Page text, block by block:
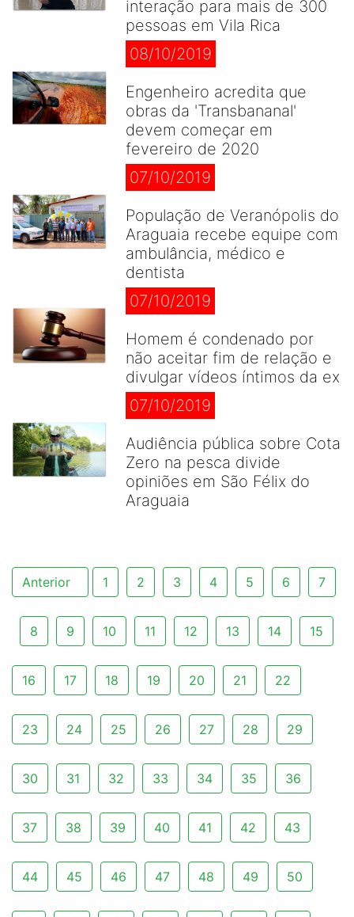
interação para mais de 300
pessoas em Vila Rica
08/10/2019
Engenheiro acredita que
obras da 'Transbananal'
devem começar em
fevereiro de 2020
07/10/2019
População de Veranópolis do
Araguaia recebe equipe com
ambulância, médico e
dentista
07/10/2019
Homem é condenado por
não aceitar fim de relação e
divulgar vídeos íntimos da ex
07/10/2019
Audiência pública sobre Cota
Zero na pesca divide
opiniões em São Félix do
Araguaia
Anterior 1 2 3 4 5 6 7
8 9 10 11 12 13 14 15
16 17 18 19 20 21 22
23 24 25 26 27 28 29
30 31 32 33 34 35 36
37 38 39 40 41 42 43
44 45 46 47 48 49 50